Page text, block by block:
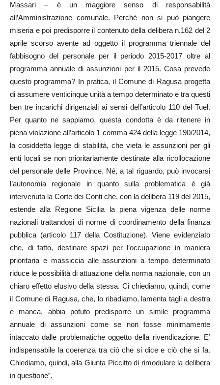
Massari – è un maggiore senso di responsabilità
all’Amministrazione comunale. Perché non si può piangere
miseria e poi predisporre il contenuto della delibera n.162 del 2
aprile scorso avente ad oggetto il programma triennale del
fabbisogno del personale per il periodo 2015-2017 oltre al
programma annuale di assunzioni per il 2015. Cosa prevede
questo programma? In pratica, il Comune di Ragusa progetta
di assumere venticinque unità a tempo determinato e tra questi
ben tre incarichi dirigenziali ai sensi dell’articolo 110 del Tuel.
Per quanto ne sappiamo, questa condotta è da ritenere in
piena violazione all’articolo 1 comma 424 della legge 190/2014,
la cosiddetta legge di stabilità, che vieta le assunzioni per gli
enti locali se non prioritariamente destinate alla ricollocazione
del personale delle Province. Né, a tal riguardo, può invocarsi
l’autonomia regionale in quanto sulla problematica è già
intervenuta la Corte dei Conti che, con la delibera 119 del 2015,
estende alla Regione Sicilia la piena vigenza delle norme
nazionali trattandosi di norme di coordinamento della finanza
pubblica (articolo 117 della Costituzione). Viene evidenziato
che, di fatto, destinare spazi per l’occupazione in maniera
prioritaria e massiccia alle assunzioni a tempo determinato
riduce le possibilità di attuazione della norma nazionale, con un
chiaro effetto elusivo della stessa. Ci chiediamo, quindi, come
il Comune di Ragusa, che, lo ribadiamo, lamenta tagli a destra
e manca, abbia potuto predisporre un simile programma
annuale di assunzioni come se non fosse minimamente
intaccato dalle problematiche oggetto della rivendicazione. E’
indispensabile la coerenza tra ciò che si dice e ciò che si fa.
Chiediamo, quindi, alla Giunta Piccitto di rimodulare la delibera
in questione”.